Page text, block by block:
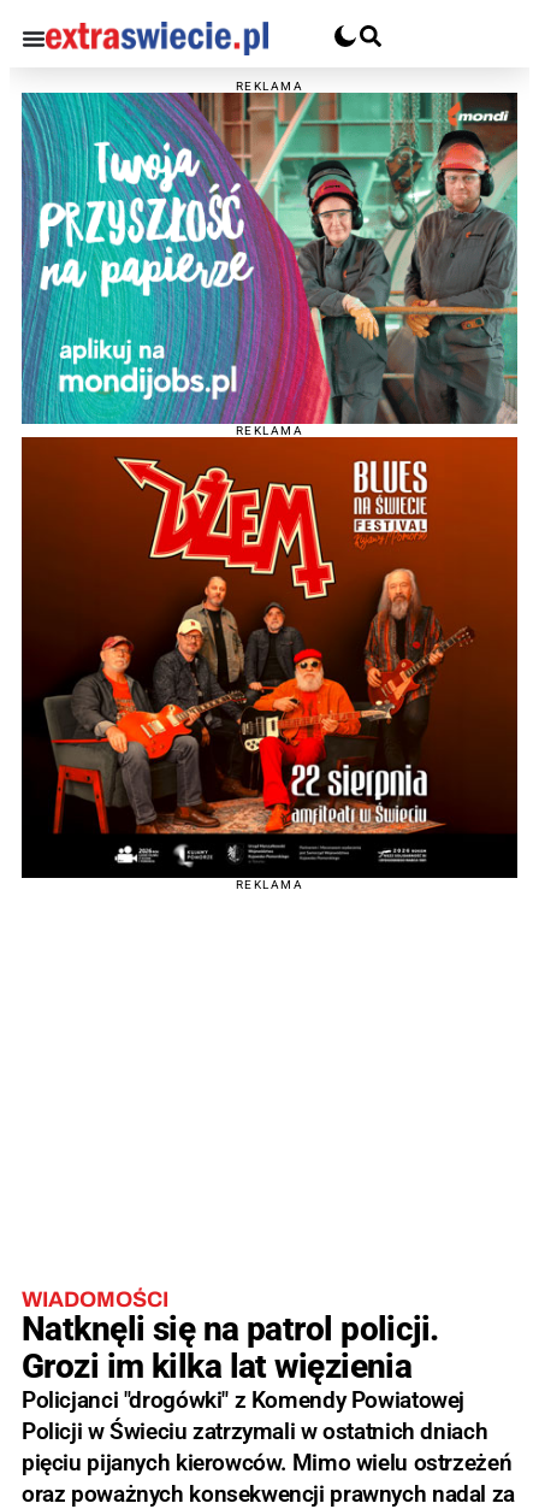
REKLAMA
REKLAMA
REKLAMA
WIADOMOŚCI
Natknęli się na patrol policji.
Grozi im kilka lat więzienia
Policjanci "drogówki" z Komendy Powiatowej
Policji w Świeciu zatrzymali w ostatnich dniach
pięciu pijanych kierowców. Mimo wielu ostrzeżeń
oraz poważnych konsekwencji prawnych nadal za